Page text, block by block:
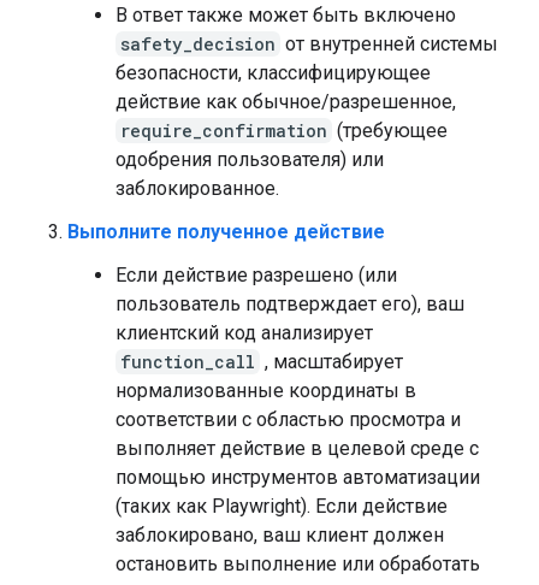
В ответ также может быть включено
safety_decision от внутренней системы
безопасности, классифицирующее
действие как обычное/разрешенное,
require_confirmation (требующее
одобрения пользователя) или
заблокированное.
Выполните полученное действие
Если действие разрешено (или
пользователь подтверждает его), ваш
клиентский код анализирует
function_call , масштабирует
нормализованные координаты в
соответствии с областью просмотра и
выполняет действие в целевой среде с
помощью инструментов автоматизации
(таких как Playwright). Если действие
заблокировано, ваш клиент должен
остановить выполнение или обработать